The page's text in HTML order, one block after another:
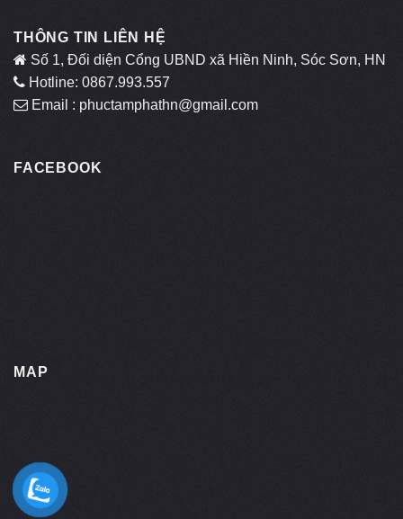
THÔNG TIN LIÊN HỆ
Số 1, Đối diện Cổng UBND xã Hiền Ninh, Sóc Sơn, HN
Hotline: 0867.993.557
Email : phuctamphathn@gmail.com
FACEBOOK
MAP